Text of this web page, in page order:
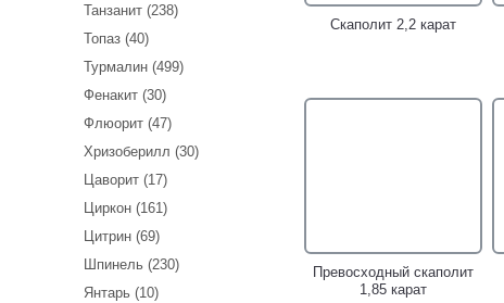
Танзанит (238)
Топаз (40)
Турмалин (499)
Фенакит (30)
Флюорит (47)
Хризоберилл (30)
Цаворит (17)
Циркон (161)
Цитрин (69)
Шпинель (230)
Янтарь (10)
Скаполит 2,2 карат
Превосходный скаполит
1,85 карат